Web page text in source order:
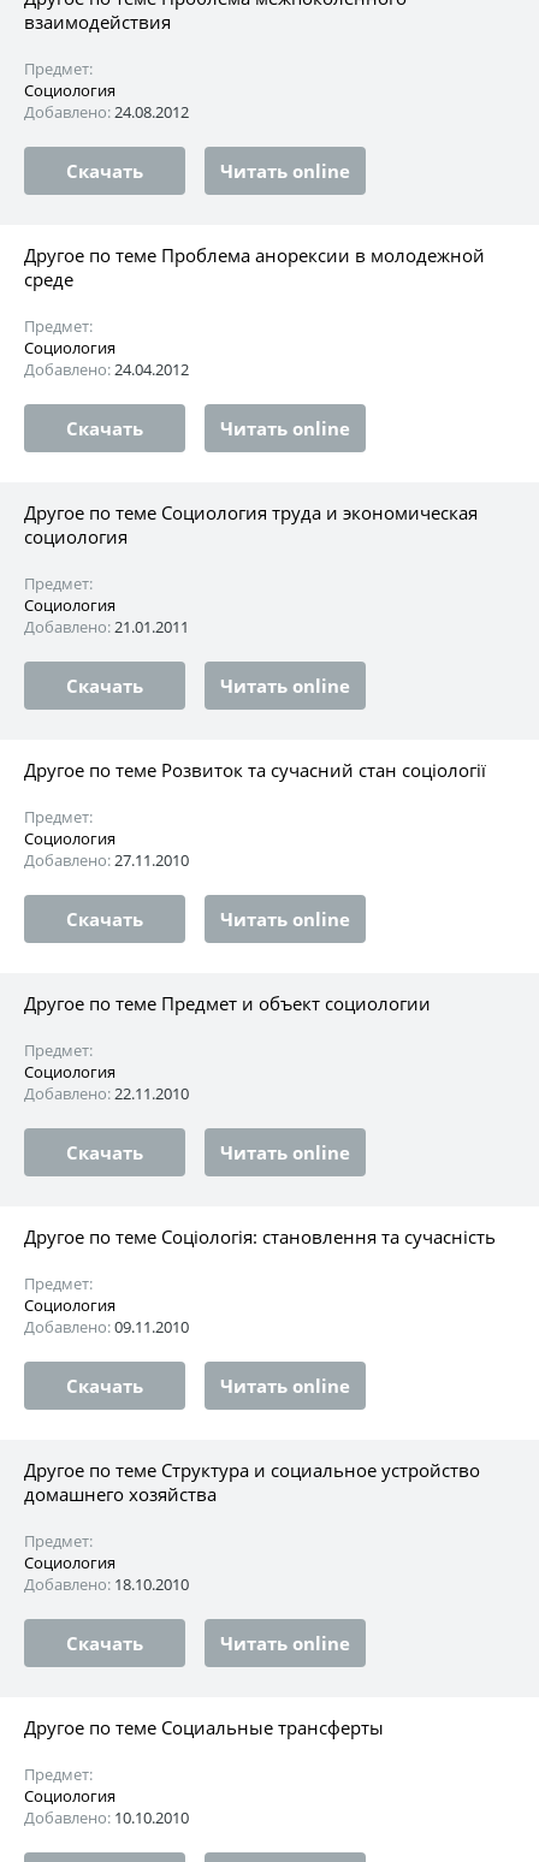
взаимодействия
Предмет:
Социология
Добавлено:24.08.2012
Скачать Читать online
Другое по теме Проблема анорексии в молодежной
среде
Предмет:
Социология
Добавлено:24.04.2012
Скачать Читать online
Другое по теме Социология труда и экономическая
социология
Предмет:
Социология
Добавлено:21.01.2011
Скачать Читать online
Другое по теме Розвиток та сучасний стан соціології
Предмет:
Социология
Добавлено:27.11.2010
Скачать Читать online
Другое по теме Предмет и объект социологии
Предмет:
Социология
Добавлено:22.11.2010
Скачать Читать online
Другое по теме Соціологія: становлення та сучасність
Предмет:
Социология
Добавлено:09.11.2010
Скачать Читать online
Другое по теме Структура и социальное устройство
домашнего хозяйства
Предмет:
Социология
Добавлено: 18.10.2010
Скачать Читать online
Другое по теме Социальные трансферты
Предмет:
Социология
Добавлено: 10.10.2010